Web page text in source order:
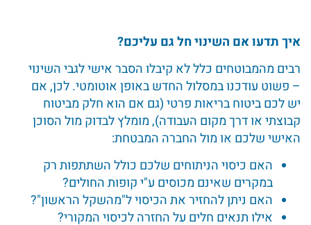
איך תדעו אם השינוי חל גם עליכם?
רבים מהמבוטחים כלל לא קיבלו הסבר אישי לגבי השינוי
– פשוט עודכנו במסלול החדש באופן אוטומטי. לכן, אם
יש לכם ביטוח בריאות פרטי (גם אם הוא חלק מביטוח
קבוצתי או דרך מקום העבודה), מומלץ לבדוק מול הסוכן
האישי שלכם או מול החברה המבטחת:
האם כיסוי הניתוחים שלכם כולל השתתפות רק
במקרים שאינם מכוסים ע"י קופות החולים?
האם ניתן להחזיר את הכיסוי ל"מהשקל הראשון"?
אילו תנאים חלים על החזרה לכיסוי המקורי?